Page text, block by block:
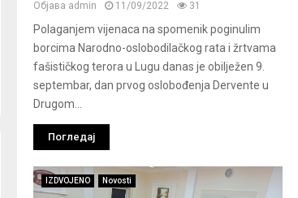
Објава admin 11/09/2022 31
Polaganjem vijenaca na spomenik poginulim
borcima Narodno-oslobodilačkog rata i žrtvama
fašističkog terora u Lugu danas je obilježen 9.
septembar, dan prvog oslobođenja Dervente u
Drugom...
Погледај
IZDVOJENO Novosti